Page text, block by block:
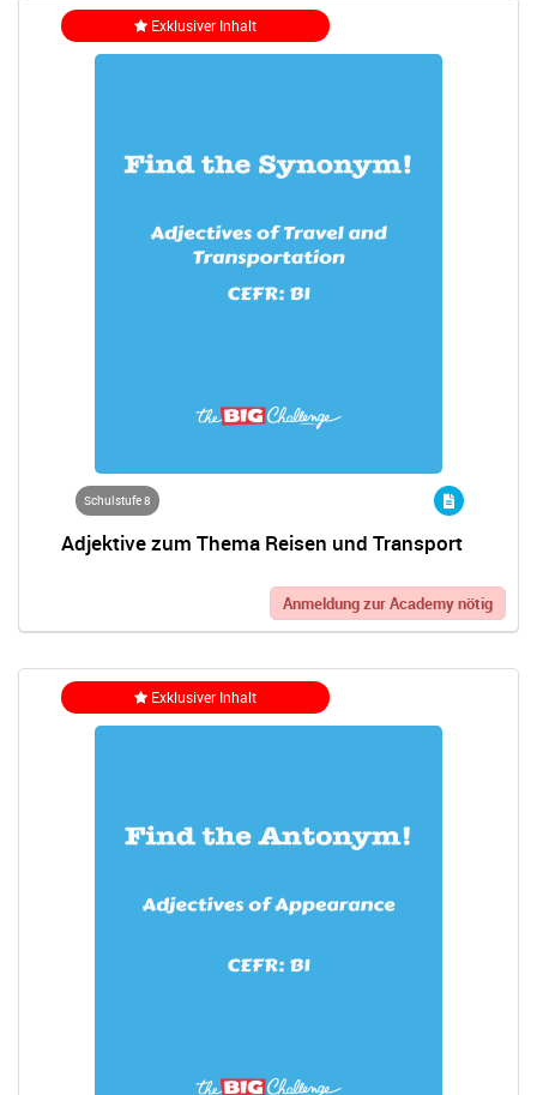
Exklusiver Inhalt
Schulstufe 8
Adjektive zum Thema Reisen und Transport
Anmeldung zur Academy nötig
Exklusiver Inhalt